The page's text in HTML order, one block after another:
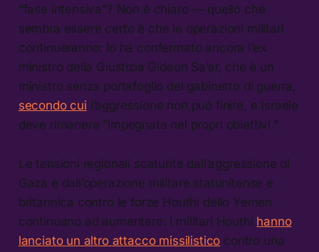
“fase intensiva”? Non è chiaro — quello che
sembra essere certo è che le operazioni militari
continueranno: lo ha confermato ancora l’ex
ministro della Giustizia Gideon Sa’ar, che è un
ministro senza portafoglio del gabinetto di guerra,
secondo cui l’aggressione non può finire, e Israele
deve rimanere “impegnata nei propri obiettivi.”
Le tensioni regionali scaturite dall’aggressione di
Gaza e dall’operazione militare statunitense e
britannica contro le forze Houthi dello Yemen
continuano ad aumentare: i militari Houthi hanno
lanciato un altro attacco missilistico contro una